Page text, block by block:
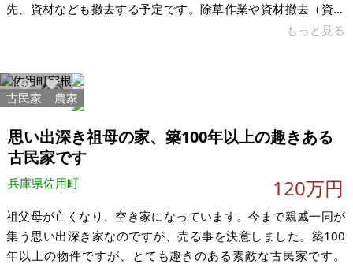
先、資材なども撤去する予定です。除草作業や資材撤去（資材
はある程度撤去しました。）に費用がかかる為、それも販売金
までサポートはさせて頂きます。お渡しの時期は相談で決めさ
せて頂きたいと思います。農地としては、道路沿いでアクセス
はしやすいですが、面積的に広いので管理を出来るかが問題に
なっていくと思います。（農道変更に
もっと見る
2792 37
古民家 農家
思い出深き祖母の家、築100年以上の趣きある
古民家です
兵庫県佐用町 120万円
祖父母が亡くなり、空き家になっています。今まで親戚一同が
集う思い出深き家なのですが、売る事を決意しました。築100
年以上の物件ですが、とても趣きのある素敵な古民家です。